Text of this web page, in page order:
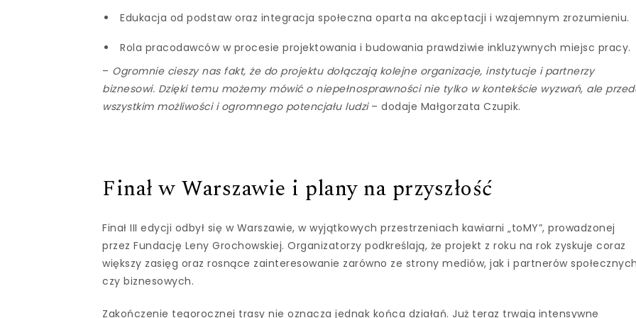
Edukacja od podstaw oraz integracja społeczna oparta na akceptacji i wzajemnym zrozumieniu.
Rola pracodawców w procesie projektowania i budowania prawdziwie inkluzywnych miejsc pracy.
– Ogromnie cieszy nas fakt, że do projektu dołączają kolejne organizacje, instytucje i partnerzy
biznesowi. Dzięki temu możemy mówić o niepełnosprawności nie tylko w kontekście wyzwań, ale
wszystkim możliwości i ogromnego potencjału ludzi– dodaje Małgorzata Czupik.
Finał w Warszawie i plany na przyszłość
Finał III edycji odbył się w Warszawie, w wyjątkowych przestrzeniach kawiarni „toMY”, prowadzonej
przez Fundację Leny Grochowskiej. Organizatorzy podkreślają, że projekt z roku na rok zyskuje coraz
większy zasięg oraz rosnące zainteresowanie zarówno ze strony mediów, jak i partnerów
czy biznesowych.
Zakończenie tegorocznej trasy nie oznacza jednak końca działań. Już teraz trwają intensywne